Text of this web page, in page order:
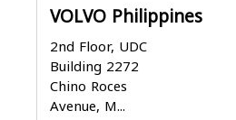
VOLVO Philippines
2nd Floor, UDC
Building 2272
Chino Roces
Avenue, M...